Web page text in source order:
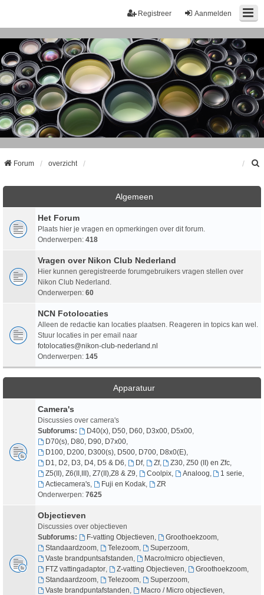
Aanmelden
Registreer
Forum overzicht
Algemeen
Het Forum
Plaats hier je vragen en opmerkingen over dit forum.
Onderwerpen: 418
Vragen over Nikon Club Nederland
Hier kunnen geregistreerde forumgebruikers vragen stellen over
Nikon Club Nederland.
Onderwerpen: 60
NCN Fotolocaties
Alleen de redactie kan locaties plaatsen. Reageren in topics kan wel.
Stuur locaties in per email naar
fotolocaties@nikon-club-nederland.nl
Onderwerpen: 145
Apparatuur
Camera's
Discussies over camera's
Subforums:
D40(x), D50, D60, D3x00, D5x00,
D70(s), D80, D90, D7x00,
D100, D200, D300(s), D500, D700, D8x0(E),
D1, D2, D3, D4, D5 & D6
Df, Zf, Z30, Z50 (II) en Zfc
Z5(II), Z6(II,III), Z7(II),Z8 & Z9
Coolpix, Analoog 1 serie
Actiecamera's, Fuji en Kodak,
ZR
Onderwerpen: 7625
Objectieven
Discussies over objectieven
Subforums:
F-vatting Objectieven Groothoekzoom,
Standaardzoom, Telezoom, Superzoom,
Vaste brandpuntsafstanden
Macro/micro objectieven
FTZ vattingadaptor, Z-vatting Objectieven Groothoekzoom,
Standaardzoom, Telezoom, Superzoom,
Vaste brandpuntafstanden
Macro / Micro objectieven